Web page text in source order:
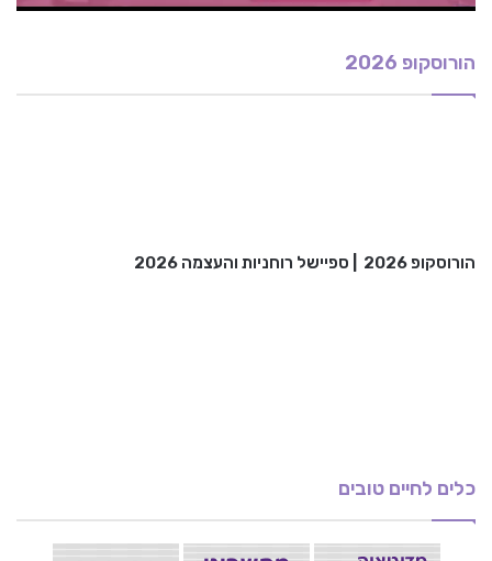
הורוסקופ 2026
הורוסקופ 2026 ספיישל רוחניות והעצמה 2026
כלים לחיים טובים